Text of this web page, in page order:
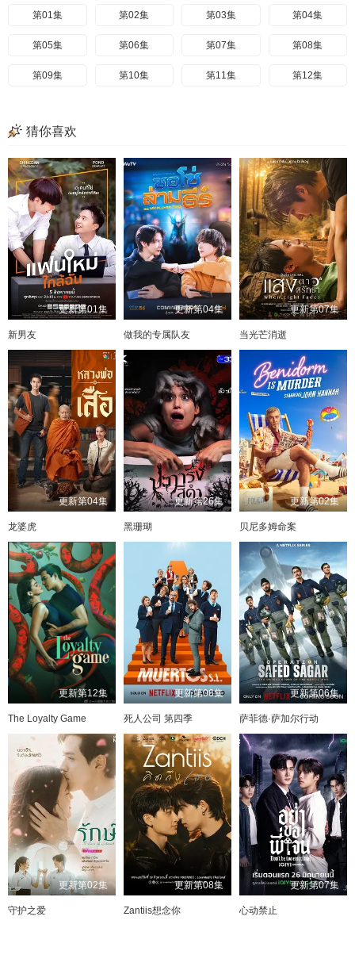
第01集 第02集 第03集 第04集
第05集 第06集 第07集 第08集
第09集 第10集 第11集 第12集
猜你喜欢
更新第01集
新男友
更新第04集
做我的专属队友
更新第07集
当光芒消逝
更新第04集
龙婆虎
更新第26集
黑珊瑚
更新第02集
贝尼多姆命案
更新第12集
The Loyalty Game
更新第06集
死人公司 第四季
更新第06集
萨菲德·萨加尔行动
更新第02集
守护之爱
更新第08集
Zantiis想念你
更新第07集
心动禁止